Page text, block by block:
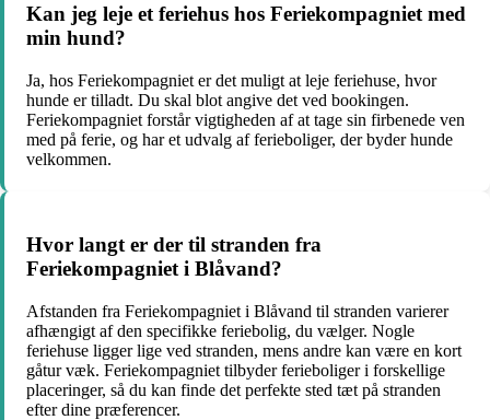
Kan jeg leje et feriehus hos Feriekompagniet med
min hund?
Ja, hos Feriekompagniet er det muligt at leje feriehuse, hvor
hunde er tilladt. Du skal blot angive det ved bookingen.
Feriekompagniet forstår vigtigheden af at tage sin firbenede ven
med på ferie, og har et udvalg af ferieboliger, der byder hunde
velkommen.
Hvor langt er der til stranden fra
Feriekompagniet i Blåvand?
Afstanden fra Feriekompagniet i Blåvand til stranden varierer
afhængigt af den specifikke feriebolig, du vælger. Nogle
feriehuse ligger lige ved stranden, mens andre kan være en kort
gåtur væk. Feriekompagniet tilbyder ferieboliger i forskellige
placeringer, så du kan finde det perfekte sted tæt på stranden
efter dine præferencer.